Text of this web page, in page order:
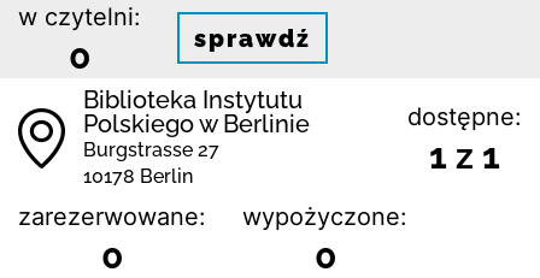
w czytelni:
0 sprawdź
Biblioteka Instytutu
Polskiego w Berlinie
Burgstrasse 27
10178 Berlin
dostępne:
1 z 1
zarezerwowane:
0
wypożyczone:
0